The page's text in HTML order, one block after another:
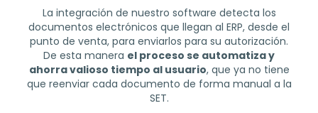
La integración de nuestro software detecta los
documentos electrónicos que llegan al ERP, desde el
punto de venta, para enviarlos para su autorización.
De esta manera el proceso se automatiza y
ahorra valioso tiempo al usuario, que ya no tiene
que reenviar cada documento de forma manual a la
SET.